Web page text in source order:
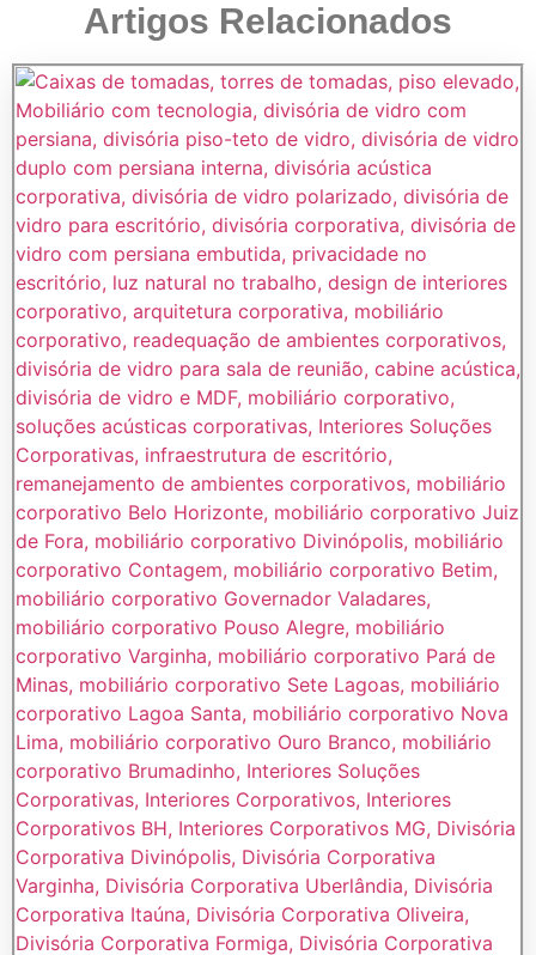
Artigos Relacionados